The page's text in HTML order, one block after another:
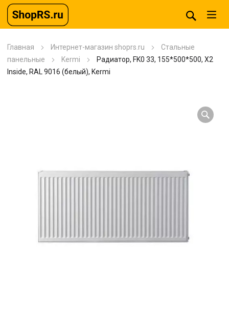
Главная Интернет-магазин shoprs.ru
Стальные
панельные
Kermi
Радиатор, FK0 33, 155*500*500, X2
Inside, RAL 9016 (белый), Kermi